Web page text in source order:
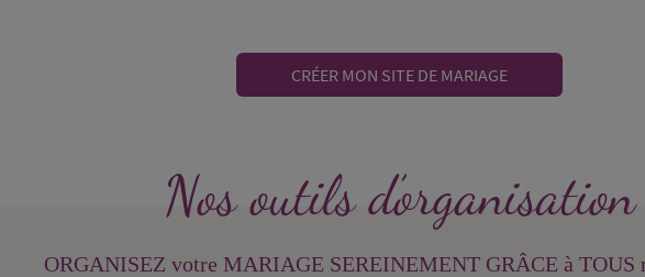
CRÉER MON SITE DE MARIAGE
Nos outils d’organisation
ORGANISEZ votre MARIAGE SEREINEMENT GRÂCE à TOUS